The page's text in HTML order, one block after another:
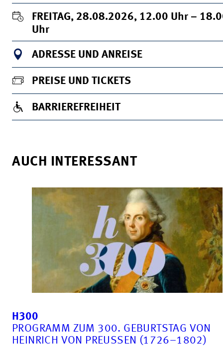
FREITAG, 28.08.2026, 12.00 Uhr –
Uhr
ADRESSE UND ANREISE
PREISE UND TICKETS
BARRIEREFREIHEIT
AUCH INTERESSANT
H300
PROGRAMM ZUM 300. GEBURTSTAG VON
HEINRICH VON PREUSSEN (1726–1802)